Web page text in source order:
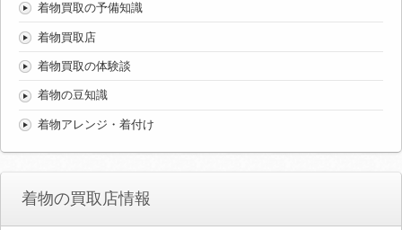
着物買取の予備知識
着物買取店
着物買取の体験談
着物の豆知識
着物アレンジ・着付け
着物の買取店情報